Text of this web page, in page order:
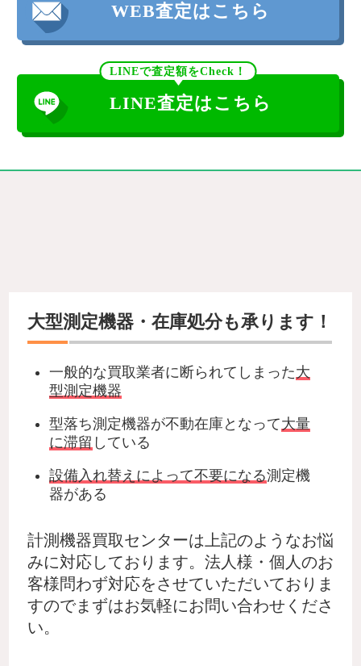
WEB査定はこちら
LINEで査定額をCheck！
LINE査定はこちら
大型測定機器・在庫処分も承ります！
一般的な買取業者に断られてしまった大
型測定機器
型落ち測定機器が不動在庫となって大量
に滞留 している
設備入れ替えによって不要になる測定機
器がある
計測機器買取センターは上記のようなお悩
みに対応しております。法人様・個人のお
客様問わず対応をさせていただいておりま
すのでまずはお気軽にお問い合わせくださ
い。